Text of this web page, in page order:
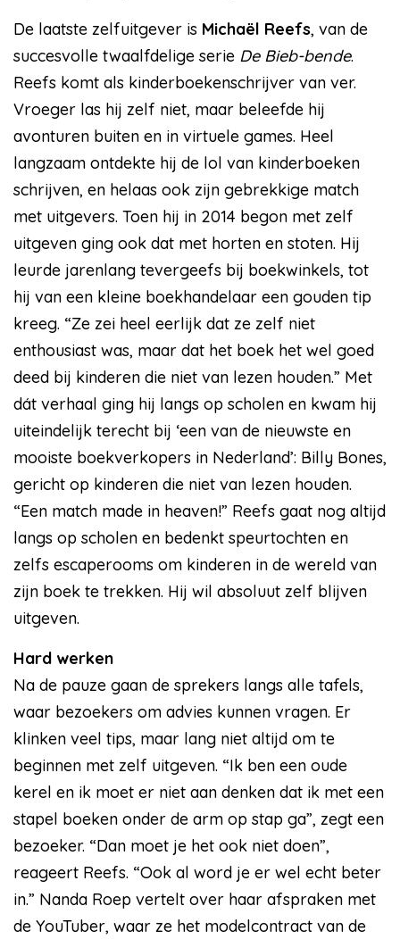
De laatste zelfuitgever is Michaël Reefs, van de
succesvolle twaalfdelige serie De Bieb-bende.
Reefs komt als kinderboekenschrijver van ver.
Vroeger las hij zelf niet, maar beleefde hij
avonturen buiten en in virtuele games. Heel
langzaam ontdekte hij de lol van kinderboeken
schrijven, en helaas ook zijn gebrekkige match
met uitgevers. Toen hij in 2014 begon met zelf
uitgeven ging ook dat met horten en stoten. Hij
leurde jarenlang tevergeefs bij boekwinkels, tot
hij van een kleine boekhandelaar een gouden tip
kreeg. “Ze zei heel eerlijk dat ze zelf niet
enthousiast was, maar dat het boek het wel goed
deed bij kinderen die niet van lezen houden.” Met
dát verhaal ging hij langs op scholen en kwam hij
uiteindelijk terecht bij ‘een van de nieuwste en
mooiste boekverkopers in Nederland’: Billy Bones,
gericht op kinderen die niet van lezen houden.
“Een match made in heaven!” Reefs gaat nog altijd
langs op scholen en bedenkt speurtochten en
zelfs escaperooms om kinderen in de wereld van
zijn boek te trekken. Hij wil absoluut zelf blijven
uitgeven.
Hard werken
Na de pauze gaan de sprekers langs alle tafels,
waar bezoekers om advies kunnen vragen. Er
klinken veel tips, maar lang niet altijd om te
beginnen met zelf uitgeven. “Ik ben een oude
kerel en ik moet er niet aan denken dat ik met een
stapel boeken onder de arm op stap ga”, zegt een
bezoeker. “Dan moet je het ook niet doen”,
reageert Reefs. “Ook al word je er wel echt beter
in.” Nanda Roep vertelt over haar afspraken met
de YouTuber, waar ze het modelcontract van de